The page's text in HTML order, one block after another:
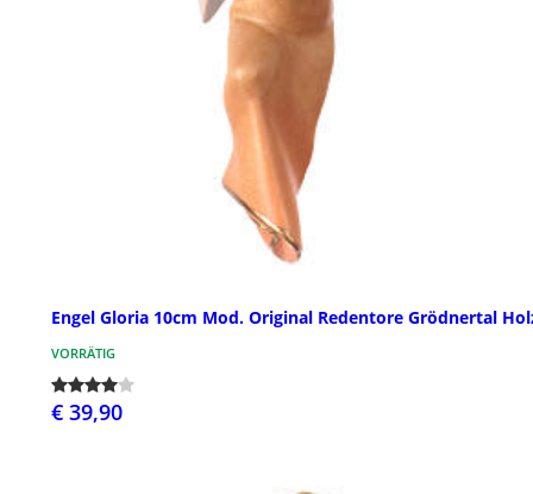
Engel Gloria 10cm Mod. Original Redentore Grödnertal
VORRÄTIG
€ 39,90